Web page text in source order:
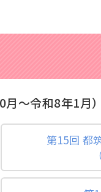
～令和8年1月）
第15回 都